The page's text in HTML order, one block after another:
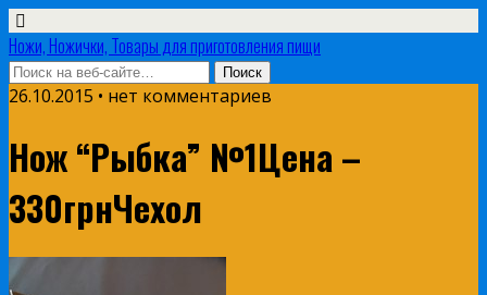
Ножи, Ножички, Товары для приготовления пищи
26.10.2015 • нет комментариев
Нож “Рыбка” №1Цена –
330грнЧехол